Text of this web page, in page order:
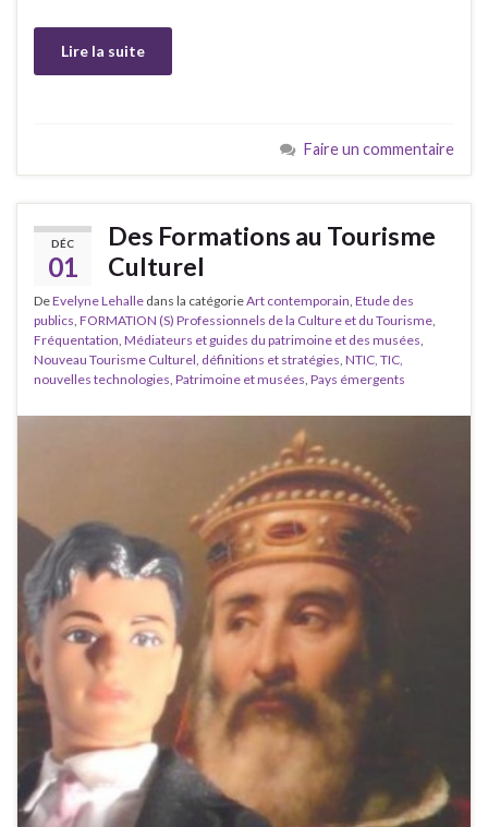
Lire la suite
Faire un commentaire
DÉC
01
Des Formations au Tourisme
Culturel
DeEvelyne Lehalle dans la catégorieArt contemporain, Etude des
publics, FORMATION (S) Professionnels de la Culture et du Tourisme,
Fréquentation, Médiateurs et guides du patrimoine et des musées,
Nouveau Tourisme Culturel, définitions et stratégies, NTIC, TIC,
nouvelles technologies, Patrimoine et musées, Pays émergents